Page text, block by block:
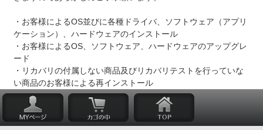
・お客様によるOS並びに各種ドライバ、ソフトウェア（アプリ
ケーション）、ハードウェアのインストール
・お客様によるOS、ソフトウェア、ハードウェアのアップグレ
ード
・リカバリの付属しない商品及びリカバリテストを行っていな
い商品のお客様による再インストール